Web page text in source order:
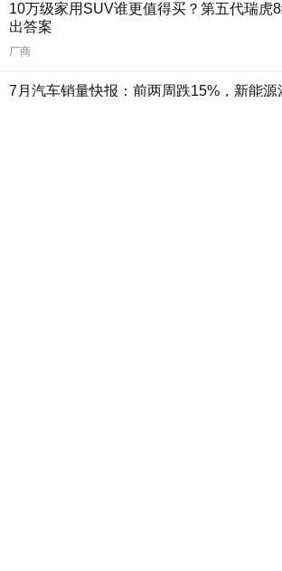
10万级家用SUV谁更值得买？第五代瑞虎
出答案
厂商
7月汽车销量快报：前两周跌15%，新能源